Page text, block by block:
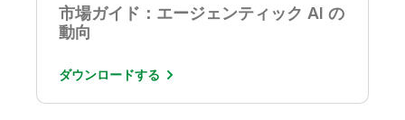
市場ガイド：エージェンティック AI の
動向
ダウンロードする